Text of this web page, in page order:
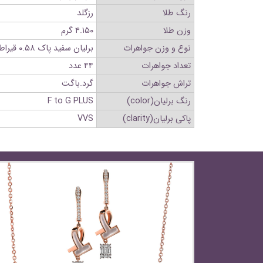
رنگ طلا
رزگلد
وزن طلا
۴.۱۵۰ گرم
نوع و وزن جواهرات
برلیان سفید پاک ۰.۵۸ قیراط.صدف ۰.۷۶ قیراط
تعداد جواهرات
۴۴ عدد
تراش جواهرات
گرد.باگت
رنگ برلیان(color)
F to G PLUS
پاکی برلیان(clarity)
VVS